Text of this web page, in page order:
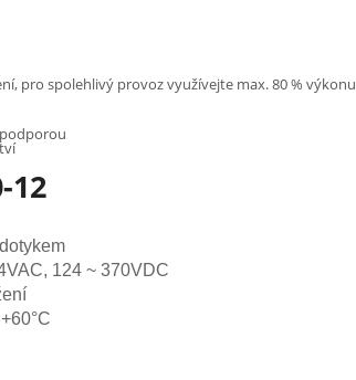
pro spolehlivý provoz využívejte max. 80 % výkonu
12
124 ~ 370VDC